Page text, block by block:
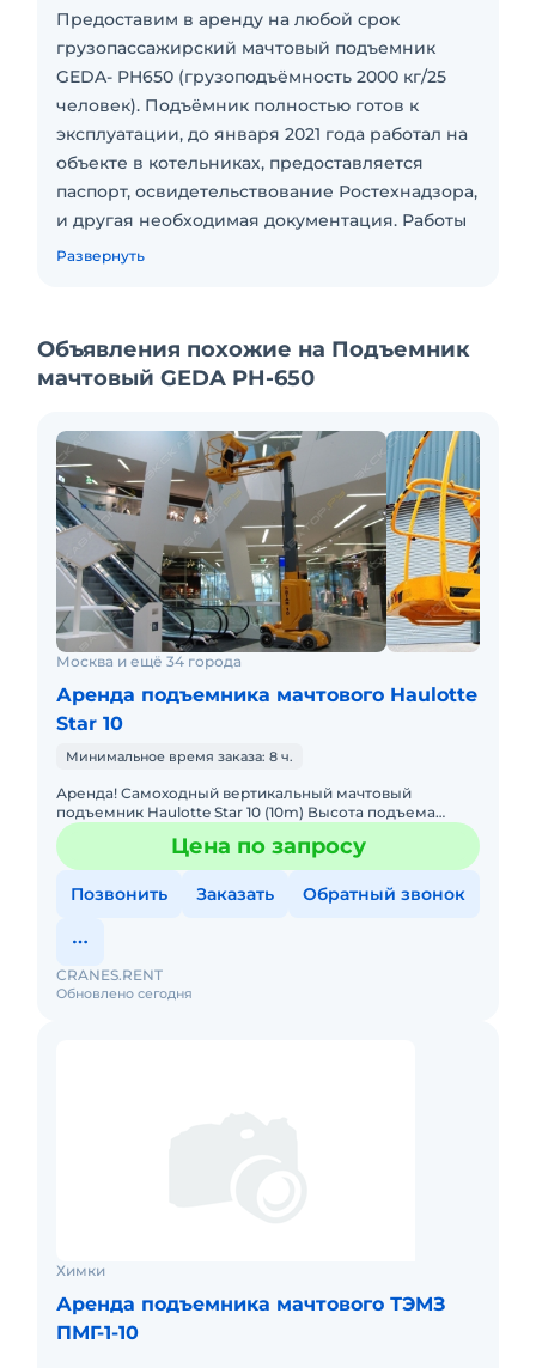
Предоставим в аренду на любой срок
грузопассажирский мачтовый подъемник
GEDA- PH650 (грузоподъёмность 2000 кг/25
человек). Подъёмник полностью готов к
эксплуатации, до января 2021 года работал на
объекте в котельниках, предоставляется
паспорт, освидетельствование Ростехнадзора,
и другая необходимая документация. Работы
осуществляем полностью под кюч. Доставка,
Технические характеристики:
Грузоподъемность: 2000 кг/25 человек
Размер платформы: 1.55 x 3.20 x 2.10 м
Стоимость – 190 000 р\мес. без НДС
Монтаж – 2500 р\м.п. без НДС
Готовы к диалогу и гибкому сотрудничеству!
Сейчас свободна.
Развернуть
Объявления похожие на Подъемник
мачтовый GEDA PH-650
Москва и ещё 34 города
Аренда подъемника мачтового Haulotte
Star 10
Минимальное время заказа: 8 ч.
Аренда! Самоходный вертикальный мачтовый
подъемник Haulotte Star 10 (10m) Высота подъема
платформы: 8.00м Размер платформы: 0,67 x 0,97m
Вес: 2765кг ГрузоЦена по запросу
Позвонить Заказать Обратный звонок
Обновлено сегодня
CRANES.RENT
Химки
Аренда подъемника мачтового ТЭМЗ
ПМГ-1-10